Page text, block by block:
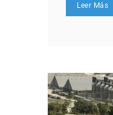
Leer Más